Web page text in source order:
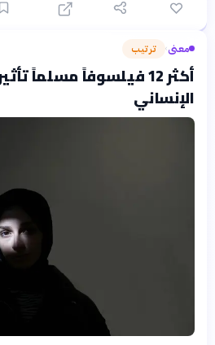
معنى› ترتيب
أكثر 12 فيلسوفاً مسلماً
الإنساني